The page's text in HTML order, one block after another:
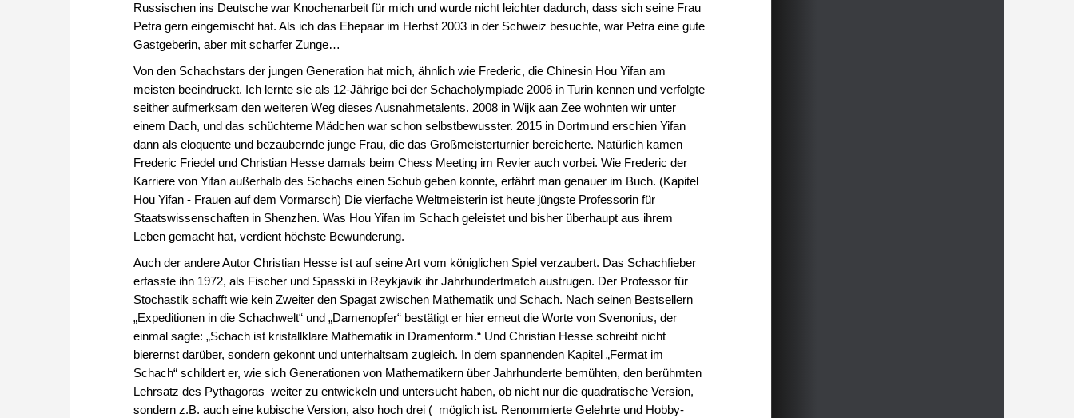
Russischen ins Deutsche war Knochenarbeit für mich und wurde nicht leichter dadurch, dass sich seine Frau
Petra gern eingemischt hat. Als ich das Ehepaar im Herbst 2003 in der Schweiz besuchte, war Petra eine gute
Gastgeberin, aber mit scharfer Zunge…
Von den Schachstars der jungen Generation hat mich, ähnlich wie Frederic, die Chinesin Hou Yifan am
meisten beeindruckt. Ich lernte sie als 12-Jährige bei der Schacholympiade 2006 in Turin kennen und verfolgte
seither aufmerksam den weiteren Weg dieses Ausnahmetalents. 2008 in Wijk aan Zee wohnten wir unter
einem Dach, und das schüchterne Mädchen war schon selbstbewusster. 2015 in Dortmund erschien Yifan
dann als eloquente und bezaubernde junge Frau, die das Großmeisterturnier bereicherte. Natürlich kamen
Frederic Friedel und Christian Hesse damals beim Chess Meeting im Revier auch vorbei. Wie Frederic der
Karriere von Yifan außerhalb des Schachs einen Schub geben konnte, erfährt man genauer im Buch. (Kapitel
Hou Yifan - Frauen auf dem Vormarsch) Die vierfache Weltmeisterin ist heute jüngste Professorin für
Staatswissenschaften in Shenzhen. Was Hou Yifan im Schach geleistet und bisher überhaupt aus ihrem
Leben gemacht hat, verdient höchste Bewunderung.
Auch der andere Autor Christian Hesse ist auf seine Art vom königlichen Spiel verzaubert. Das Schachfieber
erfasste ihn 1972, als Fischer und Spasski in Reykjavik ihr Jahrhundertmatch austrugen. Der Professor für
Stochastik schafft wie kein Zweiter den Spagat zwischen Mathematik und Schach. Nach seinen Bestsellern
„Expeditionen in die Schachwelt“ und „Damenopfer“ bestätigt er hier erneut die Worte von Svenonius, der
einmal sagte: „Schach ist kristallklare Mathematik in Dramenform.“ Und Christian Hesse schreibt nicht
bierernst darüber, sondern gekonnt und unterhaltsam zugleich. In dem spannenden Kapitel „Fermat im
Schach“ schildert er, wie sich Generationen von Mathematikern über Jahrhunderte bemühten, den berühmten
Lehrsatz des Pythagoras weiter zu entwickeln und untersucht haben, ob nicht nur die quadratische Version,
sondern z.B. auch eine kubische Version, also hoch drei ( möglich ist. Renommierte Gelehrte und Hobby-